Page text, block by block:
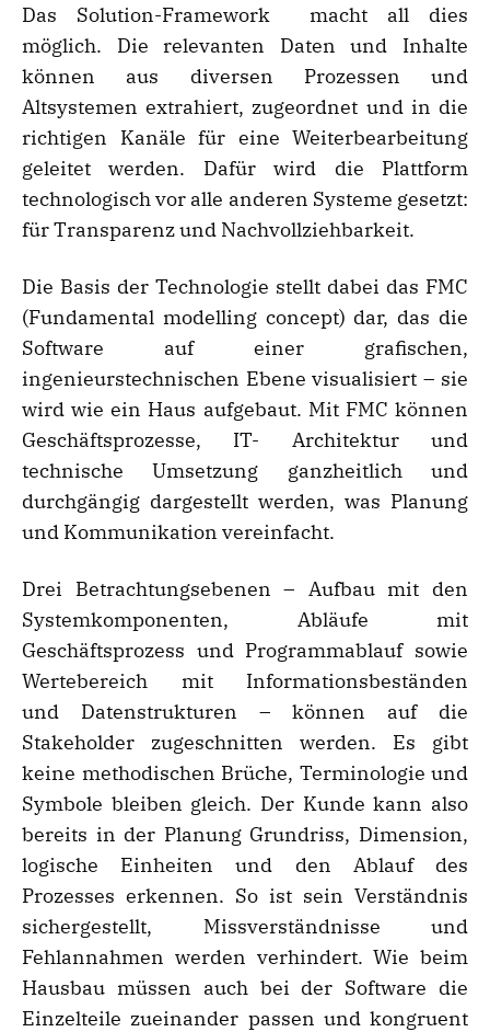
Das Solution-Framework macht all dies
möglich. Die relevanten Daten und Inhalte
können aus diversen Prozessen und
Altsystemen extrahiert, zugeordnet und in die
richtigen Kanäle für eine Weiterbearbeitung
geleitet werden. Dafür wird die Plattform
technologisch vor alle anderen Systeme gesetzt:
für Transparenz und Nachvollziehbarkeit.
Die Basis der Technologie stellt dabei das FMC
(Fundamental modelling concept) dar, das die
Software auf einer grafischen,
ingenieurstechnischen Ebene visualisiert – sie
wird wie ein Haus aufgebaut. Mit FMC können
Geschäftsprozesse, IT- Architektur und
technische Umsetzung ganzheitlich und
durchgängig dargestellt werden, was Planung
und Kommunikation vereinfacht.
Drei Betrachtungsebenen – Aufbau mit den
Systemkomponenten, Abläufe mit
Geschäftsprozess und Programmablauf sowie
Wertebereich mit Informationsbeständen
und Datenstrukturen – können auf die
Stakeholder zugeschnitten werden. Es gibt
keine methodischen Brüche, Terminologie und
Symbole bleiben gleich. Der Kunde kann also
bereits in der Planung Grundriss, Dimension,
logische Einheiten und den Ablauf des
Prozesses erkennen. So ist sein Verständnis
sichergestellt, Missverständnisse und
Fehlannahmen werden verhindert. Wie beim
Hausbau müssen auch bei der Software die
Einzelteile zueinander passen und kongruent